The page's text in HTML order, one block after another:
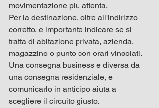
movimentazione piu attenta.
Per la destinazione, oltre all'indirizzo
corretto, e importante indicare se si
tratta di abitazione privata, azienda,
magazzino o punto con orari vincolati.
Una consegna business e diversa da
una consegna residenziale, e
comunicarlo in anticipo aiuta a
scegliere il circuito giusto.